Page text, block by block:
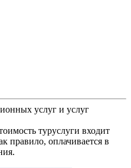
услуг и услуг
туруслуги входит
правило, оплачивается в